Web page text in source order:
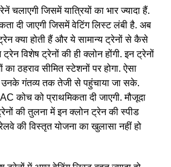
चलाएगी जिसमें यात्रियों का भार ज्यादा हैं.
दी जाएगी जिसमें वेटिंग लिस्ट लंबी है. अब
क्या होती हैं और ये सामान्य ट्रेनों से कैसे
विशेष ट्रेनों की ही क्लोन होंगी. इन ट्रेनों
का ठहराव सीमित स्टेशनों पर होगा. ऐसा
उनके गंतव्य तक तेजी से पहुंचाया जा सके.
कोच को प्राथमिकता दी जाएगी. मौजूदा
की तुलना में इन क्लोन ट्रेन की स्पीड
रेलवे की विस्तृत योजना का खुलासा नहीं हो